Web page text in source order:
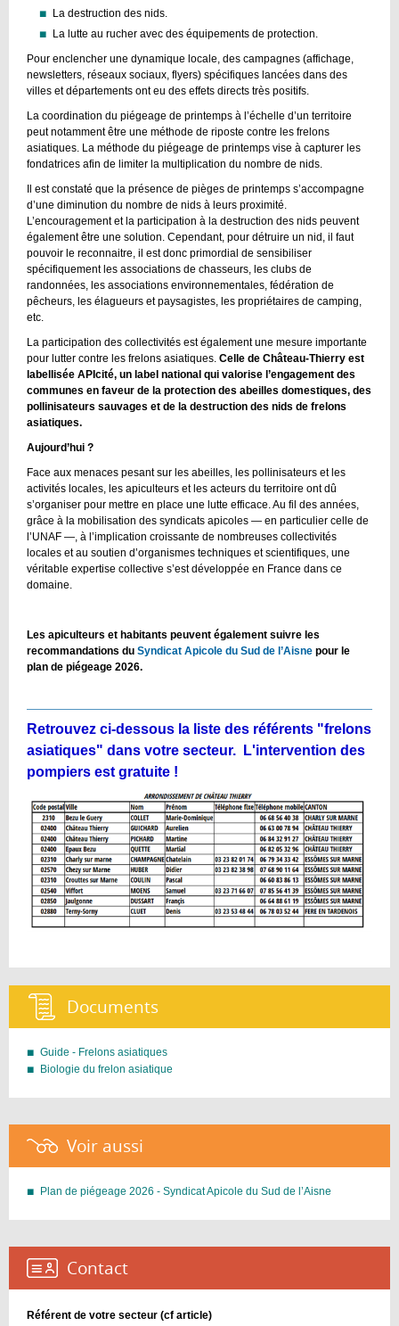
La destruction des nids.
La lutte au rucher avec des équipements de protection.
Pour enclencher une dynamique locale, des campagnes (affichage,
newsletters, réseaux sociaux, flyers) spécifiques lancées dans des
villes et départements ont eu des effets directs très positifs.
La coordination du piégeage de printemps à l’échelle d’un territoire
peut notamment être une méthode de riposte contre les frelons
asiatiques. La méthode du piégeage de printemps vise à capturer les
fondatrices afin de limiter la multiplication du nombre de nids.
Il est constaté que la présence de pièges de printemps s’accompagne
d’une diminution du nombre de nids à leurs proximité.
L’encouragement et la participation à la destruction des nids peuvent
également être une solution. Cependant, pour détruire un nid, il faut
pouvoir le reconnaitre, il est donc primordial de sensibiliser
spécifiquement les associations de chasseurs, les clubs de
randonnées, les associations environnementales, fédération de
pêcheurs, les élagueurs et paysagistes, les propriétaires de camping,
etc.
La participation des collectivités est également une mesure importante
pour lutter contre les frelons asiatiques. Celle de Château-Thierry est
labellisée APIcité, un label national qui valorise l’engagement des
communes en faveur de la protection des abeilles domestiques, des
pollinisateurs sauvages et de la destruction des nids de frelons
asiatiques.
Aujourd’hui ?
Face aux menaces pesant sur les abeilles, les pollinisateurs et les
activités locales, les apiculteurs et les acteurs du territoire ont dû
s’organiser pour mettre en place une lutte efficace. Au fil des années,
grâce à la mobilisation des syndicats apicoles — en particulier celle de
l’UNAF —, à l’implication croissante de nombreuses collectivités
locales et au soutien d’organismes techniques et scientifiques, une
véritable expertise collective s’est développée en France dans ce
domaine.
Les apiculteurs et habitants peuvent également suivre les
recommandations du Syndicat Apicole du Sud de l’Aisne pour le
plan de piégeage 2026.
Retrouvez ci-dessous la liste des référents "frelons
asiatiques" dans votre secteur. L'intervention des
pompiers est gratuite !
Documents :
Guide - Frelons asiatiques
Biologie du frelon asiatique
Voir aussi :
Plan de piégeage 2026 - Syndicat Apicole du Sud de l’Aisne
Contact :
Référent de votre secteur (cf article)